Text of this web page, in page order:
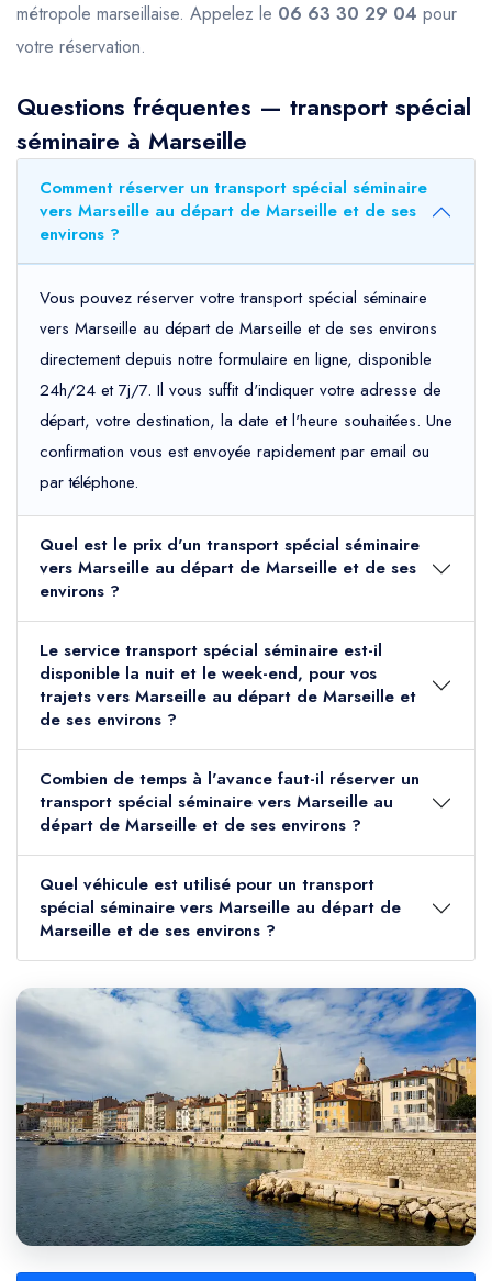
métropole marseillaise. Appelez le 06 63 30 29 04 pour
votre réservation.
Questions fréquentes — transport spécial
séminaire à Marseille
Comment réserver un transport spécial séminaire
vers Marseille au départ de Marseille et de ses
environs ?
Vous pouvez réserver votre transport spécial séminaire
vers Marseille au départ de Marseille et de ses environs
directement depuis notre formulaire en ligne, disponible
24h/24 et 7j/7. Il vous suffit d'indiquer votre adresse de
départ, votre destination, la date et l'heure souhaitées. Une
confirmation vous est envoyée rapidement par email ou
par téléphone.
Quel est le prix d'un transport spécial séminaire
vers Marseille au départ de Marseille et de ses
environs ?
Le service transport spécial séminaire est-il
disponible la nuit et le week-end, pour vos
trajets vers Marseille au départ de Marseille et
de ses environs ?
Combien de temps à l'avance faut-il réserver un
transport spécial séminaire vers Marseille au
départ de Marseille et de ses environs ?
Quel véhicule est utilisé pour un transport
spécial séminaire vers Marseille au départ de
Marseille et de ses environs ?